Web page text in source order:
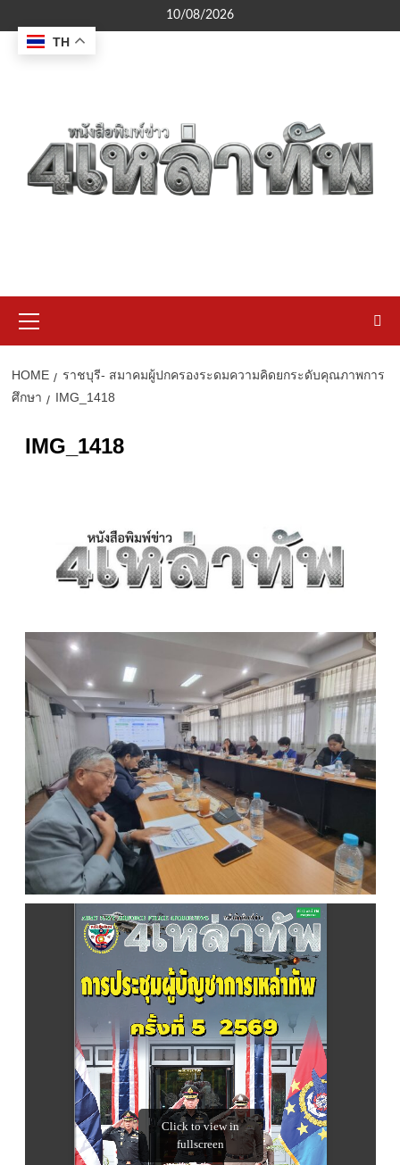
to
content
10/08/2026
Menu
HOME
ราชบุรี- สมาคมผู้ปกครองระดมความคิดยกระดับคุณภาพการ
ศึกษา
IMG_1418
IMG_1418
TH